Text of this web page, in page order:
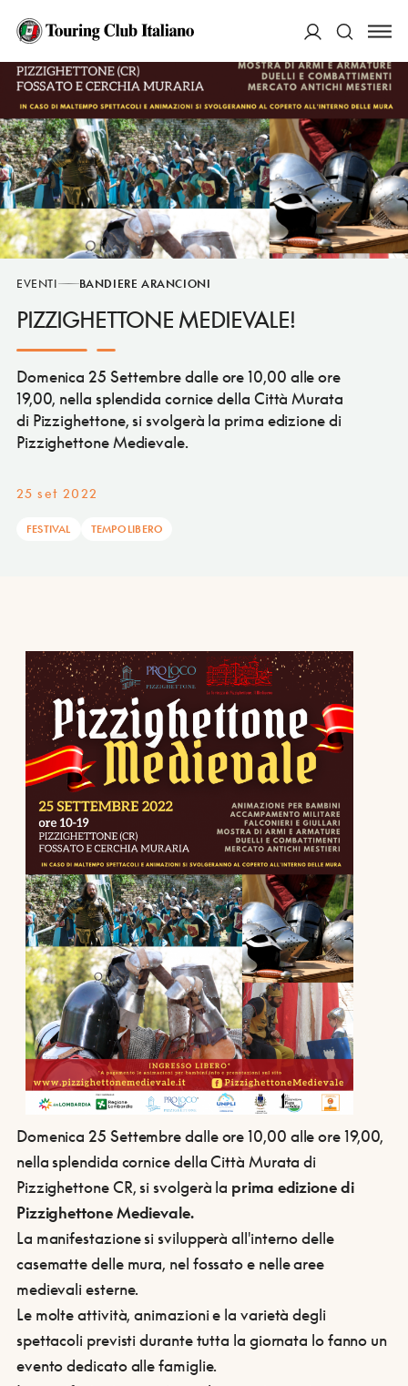
Cerca
EVENTI BANDIERE ARANCIONI
PIZZIGHETTONE MEDIEVALE!
Domenica 25 Settembre dalle ore 10,00 alle ore
19,00, nella splendida cornice della Città Murata
di Pizzighettone, si svolgerà la prima edizione di
Pizzighettone Medievale.
25 set 2022
FESTIVAL TEMPO LIBERO
Domenica 25 Settembre dalle ore 10,00 alle ore 19,00,
nella splendida cornice della Città Murata di
Pizzighettone CR, si svolgerà la prima edizione di
Pizzighettone Medievale.
La manifestazione si svilupperà all'interno delle
casematte delle mura, nel fossato e nelle aree
medievali esterne.
Le molte attività, animazioni e la varietà degli
spettacoli previsti durante tutta la giornata lo fanno un
evento dedicato alle famiglie.